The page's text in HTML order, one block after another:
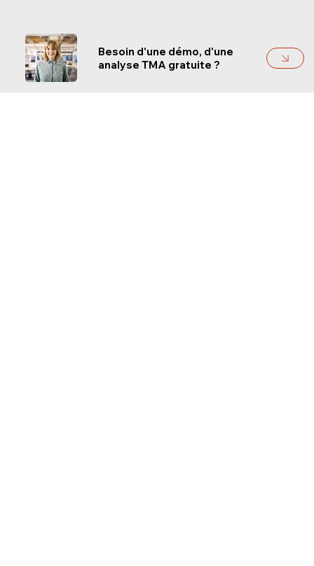
Besoin d'une démo, d'une
analyse TMA gratuite ?